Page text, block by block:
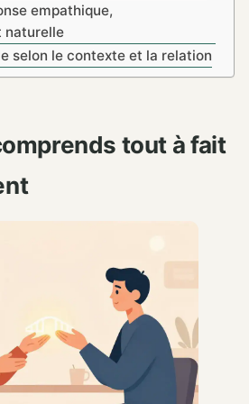
empathique,
naturelle
selon le contexte et la relation
tout à fait